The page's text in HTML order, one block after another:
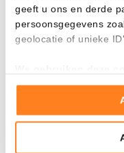
geeft u ons en derde
persoonsgegevens
geolocatie of unieke
Goed laten
Verzamelen van
Tonen en meten
Klik hieronder om ons
mercado y ahora
Actualmente, Bitcoin
90,000 dólares, pero
La resistencia en
temporalmente
un nuevo catalizador